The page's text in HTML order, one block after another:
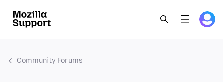
Community Forums